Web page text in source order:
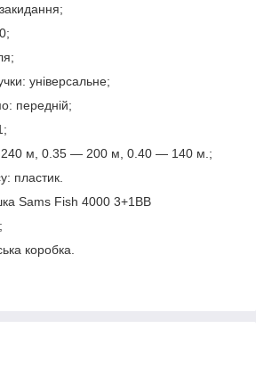
універсальне;
передній;
м, 0.35 — 200 м, 0.40 — 140 м.;
пластик.
Sams Fish 4000 3+1ВВ
коробка.